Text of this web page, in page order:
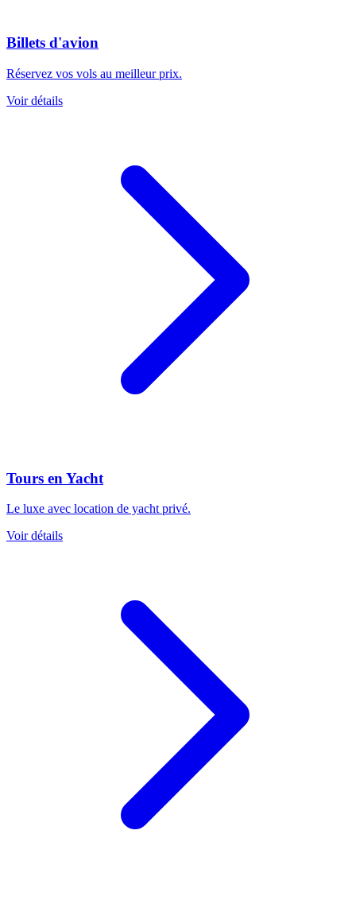
Billets d'avion
Réservez vos vols au meilleur prix.
Voir détails
Tours en Yacht
Le luxe avec location de yacht privé.
Voir détails